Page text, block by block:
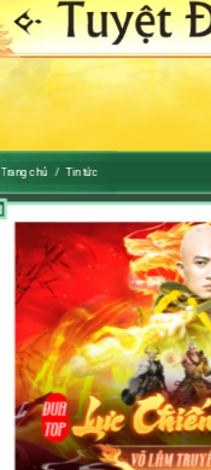
Trang chủ Tin tức